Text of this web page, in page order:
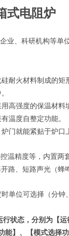
式电阻炉
业、科研机构等单
耐火材料制成的矩
高强度的保温材料
温度自整定功能。
门就能紧贴于炉
温精度等，内置两
路、短路声光（蜂
单位可选择（分钟
状态，分别为【
能】、【模式选择